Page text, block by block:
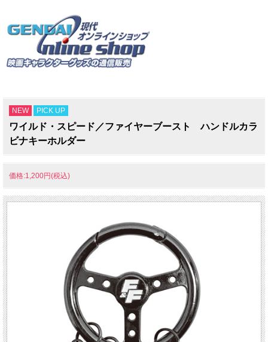
NEW PICK UP
ワイルド・スピード／ファイヤーブースト ハンドルカラ
ビナキーホルダー
価格:1,200円(税込)